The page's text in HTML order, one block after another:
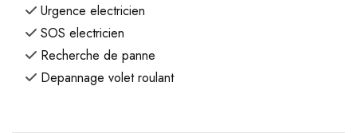
Urgence electricien
SOS electricien
Recherche de panne
Depannage volet roulant